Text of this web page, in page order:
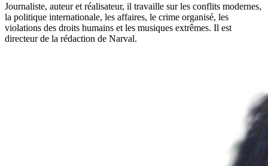
Journaliste, auteur et réalisateur, il travaille sur les conflits modernes,
la politique internationale, les affaires, le crime organisé, les
violations des droits humains et les musiques extrêmes. Il est
directeur de la rédaction de Narval.